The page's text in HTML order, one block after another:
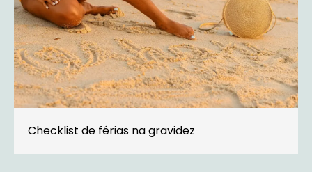
Checklist de férias na gravidez